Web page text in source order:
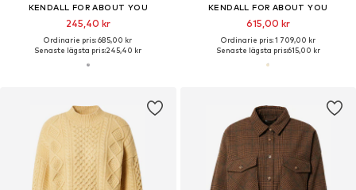
KENDALL FOR ABOUT YOU
245,40 kr
Ordinarie pris: 685,00 kr
Senaste lägsta pris:245,40 kr
KENDALL FOR ABOUT YOU
615,00 kr
Ordinarie pris: 1 709,00 kr
Senaste lägsta pris:615,00 kr